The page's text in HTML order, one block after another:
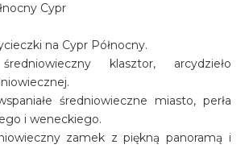
Cypr
na Cypr Północny.
klasztor, arcydzieło
średniowieczne miasto, perła
i weneckiego.
zamek z piękną panoramą i